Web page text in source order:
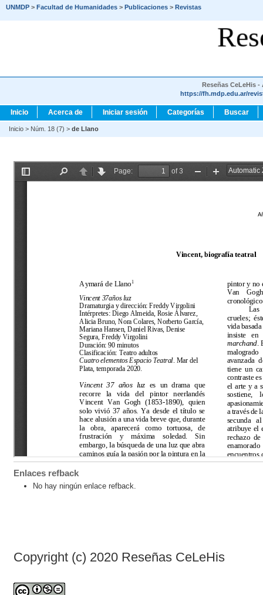
UNMDP > Facultad de Humanidades > Publicaciones > Revistas
Reseñas CeLeHis
https://fh.mdp.edu.ar/
Inicio Acerca de Iniciar sesión Categorías Buscar
Inicio > Núm. 18 (7) > de Llano
Enlaces refback
No hay ningún enlace refback.
Copyright (c) 2020 Reseñas CeLeHis